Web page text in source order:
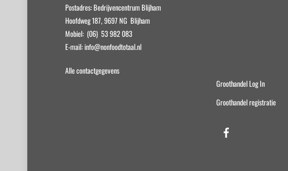
Postadres: Bedrijvencentrum Blijham
Hoofdweg 187, 9697 NG Blijham
Mobiel: (06) 53 982 083
E-mail: info@nonfoodtotaal.nl
Alle contactgegevens
Groothandel Log In
Groothandel registratie